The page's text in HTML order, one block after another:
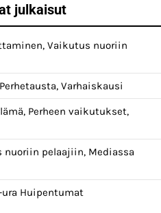
julkaisut
Vaikutus nuoriin
Varhaiskausi
Perheen vaikutukset,
nuoriin pelaajiin, Mediassa
ura Huipentumat